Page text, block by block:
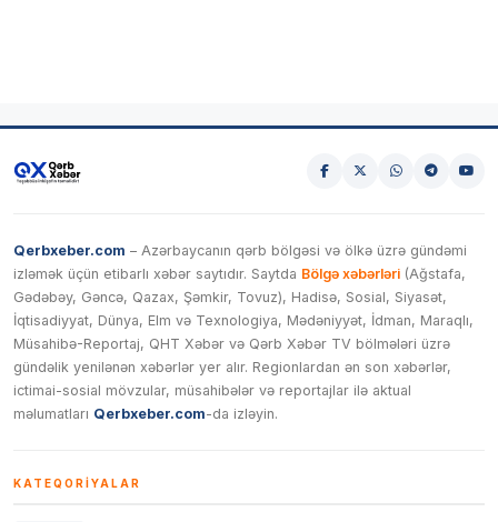
Qerbxeber.com – Azərbaycanın qərb bölgəsi və ölkə üzrə gündəmi
izləmək üçün etibarlı xəbər saytıdır. Saytda Bölgə xəbərləri (Ağstafa,
Gədəbəy, Gəncə, Qazax, Şəmkir, Tovuz), Hadisə, Sosial, Siyasət,
İqtisadiyyat, Dünya, Elm və Texnologiya, Mədəniyyət, İdman, Maraqlı,
Müsahibə-Reportaj, QHT Xəbər və Qərb Xəbər TV bölmələri üzrə
gündəlik yenilənən xəbərlər yer alır. Regionlardan ən son xəbərlər,
ictimai-sosial mövzular, müsahibələr və reportajlar ilə aktual
məlumatları Qerbxeber.com-da izləyin.
KATEQORIYALAR